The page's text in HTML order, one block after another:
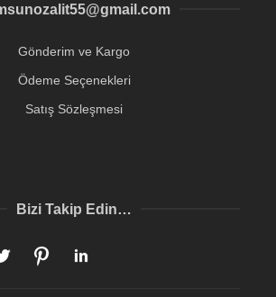
Gönderim ve Kargo
Ödeme Seçenekleri
Satış Sözleşmesi
Bizi Takip Edin…
Twitter Pinterest